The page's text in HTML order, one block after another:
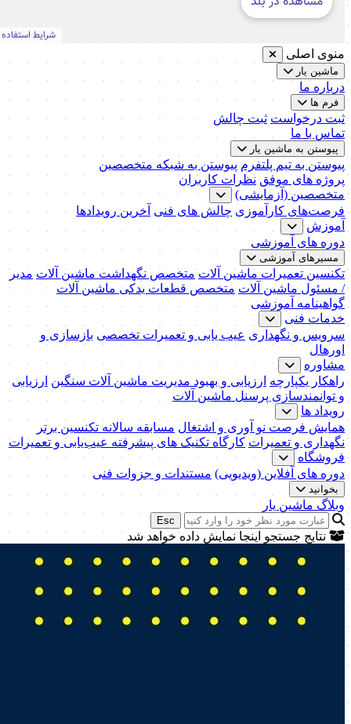
منوی اصلی
ماشین یار
درباره ما
فرم ها
ثبت درخواست ثبت چالش
تماس با ما
پیوستن به ماشین یار
پیوستن به تیم پلتفرم پیوستن به شبکه متخصصین
پروژه های موفق نظرات کاربران
متخصصین (آزمایشی)
فرصت‌های کارآموزی چالش های فنی آخرین رویدادها
آموزش
دوره های آموزشی
مسیرهای آموزشی
تکنسین تعمیرات ماشین آلات متخصص نگهداشت ماشین آلات مدیر
/ مسئول ماشین آلات متخصص قطعات یدکی ماشین آلات
گواهینامه آموزشی
خدمات فنی
سرویس و نگهداری عیب یابی و تعمیرات تخصصی بازسازی و
اورهال
مشاوره
راهکار یکپارچه ارزیابی و بهبود مدیریت ماشین آلات سنگین ارزیابی
و توانمندسازی پرسنل ماشین آلات
رویداد ها
همایش فرصت نو آوری و اشتغال مسابقه سالانه تکنسین برتر
نگهداری و تعمیرات کارگاه تکنیک‌ های پیشرفته عیب‌یابی و تعمیرات
فروشگاه
دوره های آفلاین (ویدیویی) مستندات و جزوات فنی
بخوانید
وبلاگ ماشین یار
Esc
نتایج جستجو اینجا نمایش داده خواهد شد